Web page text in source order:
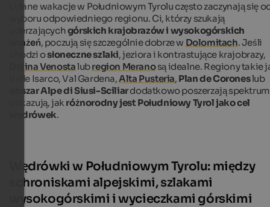
Udane wakacje w Południowym Tyrolu często zaczynają się
wyboru odpowiedniego regionu. Ci, którzy szukają
uderzającychgórskich krajobrazów i wysokogórskich
wrażeń, poczują się szczególnie dobrze w Dolomitach. Jeśli
chodzi osłoneczne szlaki, jeziora i kontrastujące krajobrazy,
Dolina Venostalubregion Meranosą idealne. Regiony takie
Valle Isarco, Val Gardena,Alta Pusteria, Plan de Coroneslub
obszar Alpe di Siusi-Sciliardodatkowo poszerzają
pokazują, jak różnorodny jest Południowy Tyrol jako cel
wędrówek.
Wędrówki w Południowym Tyrolu: między
schroniskami alpejskimi, szlakami
wysokogórskimi i wycieczkami górskimi